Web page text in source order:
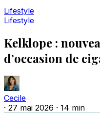
Lifestyle
Lifestyle
Kelklope :
d’occasion de
Cecile
· 27 mai 2026 · 14 min